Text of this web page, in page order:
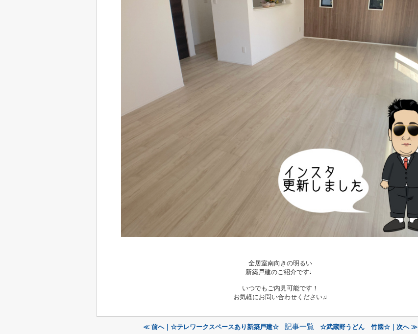
全居室南向きの明るい
新築戸建のご紹介です♩
いつでもご内見可能です！
お気軽にお問い合わせください♫
≪ 前へ｜☆テレワークスペースあり新築戸建☆ 記事一覧 ☆武蔵野うどん 竹國☆｜次へ ≫